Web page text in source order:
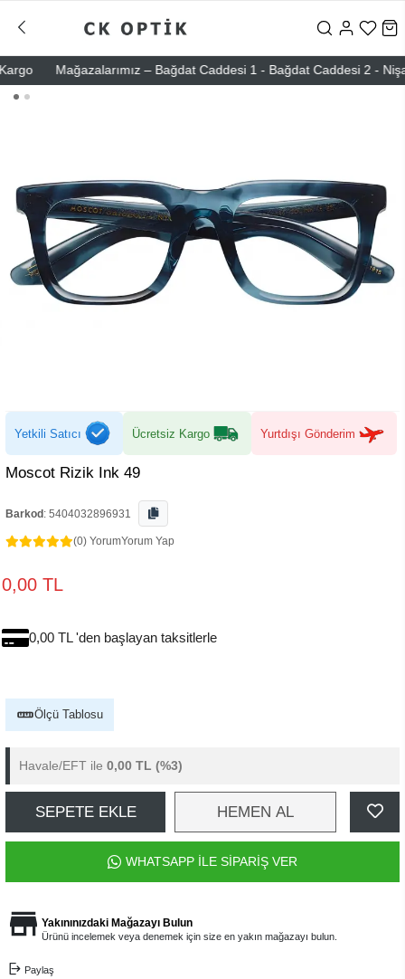
Mağazalarımız – Bağdat Caddesi 1 - Bağdat Caddesi 2 -
Yetkili Satıcı Ücretsiz Kargo Yurtdışı Gönderim
Moscot Rizik Ink 49
Barkod : 5404032896931
(0) YorumYorum Yap
0,00 TL
0,00 TL 'den başlayan taksitlerle
Ölçü Tablosu
Havale/EFT ile 0,00 TL (%3)
SEPETE EKLE HEMEN AL
WHATSAPP İLE SİPARİŞ VER
Yakınınızdaki Mağazayı Bulun
Ürünü incelemek veya denemek için size en yakın mağazayı bulun.
Paylaş